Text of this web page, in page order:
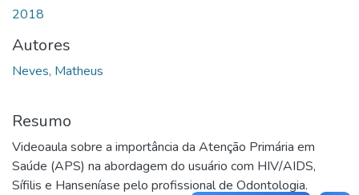
2018
Autores
Neves, Matheus
Resumo
Videoaula sobre a importância da Atenção Primária em
Saúde (APS) na abordagem do usuário com HIV/AIDS,
Sífilis e Hanseníase pelo profissional de Odontologia.